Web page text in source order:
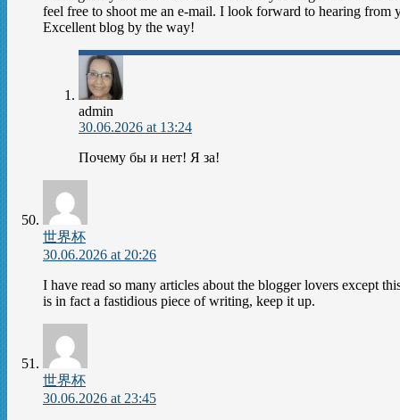
feel free to shoot me an e-mail. I look forward to hearing from
Excellent blog by the way!
admin
30.06.2026 at 13:24
Почему бы и нет! Я за!
世界杯
30.06.2026 at 20:26
I have read so many articles about the blogger lovers except
is in fact a fastidious piece of writing, keep it up.
世界杯
30.06.2026 at 23:45